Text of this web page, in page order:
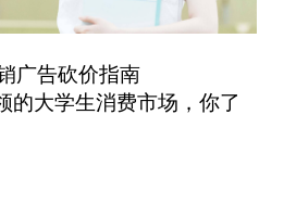
广告砍价指南
的大学生消费市场，你了